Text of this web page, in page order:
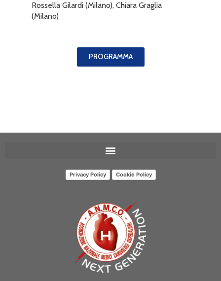
Rossella Gilardi (Milano), Chiara Graglia
(Milano)
PROGRAMMA
Privacy Policy Cookie Policy